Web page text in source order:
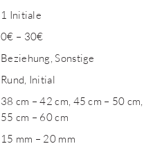
1 Initiale
0€ – 30€
Beziehung, Sonstige
Rund, Initial
38 cm – 42 cm, 45 cm – 50 cm,
55 cm – 60 cm
15 mm – 20 mm